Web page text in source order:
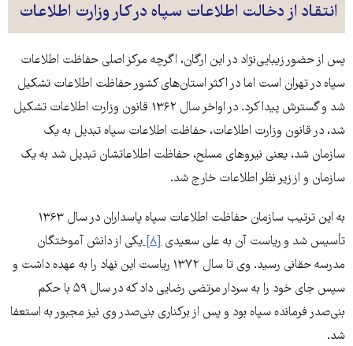
انتقاد از دخالت‌ اطلاعات سپاه در کار وزارت اطلاعات
پس از حضور زیبایی‌نژاد در این ارگان، اگرچه مرکز اصلی حفاظت اطلاعات
سپاه در تهران است اما در اکثر استان‌های کشور حفاظت اطلاعات تشکیل
شد و گسترش پیدا کرد. در اواخر سال ۱۳۶۲ قانون وزارت اطلاعات تشکیل
شد، در قانون وزارت اطلاعات، حفاظت اطلاعات سپاه تبدیل به یک
سازمان شد، یعنی نیروهای مسلح، حفاظت اطلاعاتشان تبدیل شد به یک
سازمان و از زیر نظر اطلاعات خارج شد.
به این ترتیب سازمان حفاظت اطلاعات سپاه پاسداران در سال ۱۳۶۳
تأسیس شد و ریاست آن به علی سعیدی [۸]
یکی از دانش آموختگان
مدرسه حقانی رسید. وی تا سال ۱۳۷۲ ریاست این نهاد را به عهده داشت و
سپس جای خود را به سردار مرتضی رضایی داد که در سال ۵۹ با حکم
بنی‌صدر فرمانده سپاه بود و پس از برکناری بنی‌صدر وی نیز مجبور به استعفا
شد.